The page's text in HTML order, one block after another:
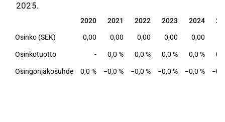
2025.
2020 2021 2022 2023 2024
2020 2021 2022 2023 2024
Osinko (SEK) 0,00 0,00 0,00 0,00 0,00
Osinkotuotto - 0,0 % 0,0 % 0,0 % 0,0 %
Osingonjakosuhde 0,0 % −0,0 % −0,0 % −0,0 % −0,0 %